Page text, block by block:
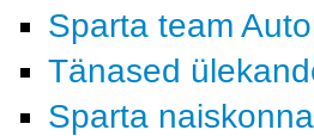
Sparta team
Tänased
Sparta